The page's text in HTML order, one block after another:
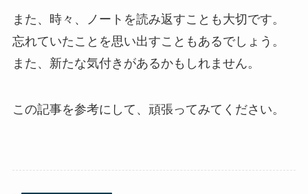
また、時々、ノートを読み返すことも大切です。
忘れていたことを思い出すこともあるでしょう。
また、新たな気付きがあるかもしれません。
この記事を参考にして、頑張ってみてください。